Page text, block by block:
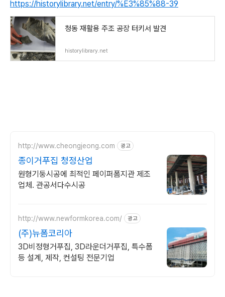
https://historylibrary.net/entry/%E3%85%88-39
청동 재활용 주조 공장 터키서 발견
historylibrary.net
http://www.cheongjeong.com 광고
종이거푸집 청정산업
원형기둥시공에 최적인 페이퍼폼지관 제조
업체. 관공서다수시공
http://www.newformkorea.com/ 광고
(주)뉴폼코리아
3D비정형거푸집, 3D라운더거푸집, 특수폼
등 설계, 제작, 컨설팅 전문기업